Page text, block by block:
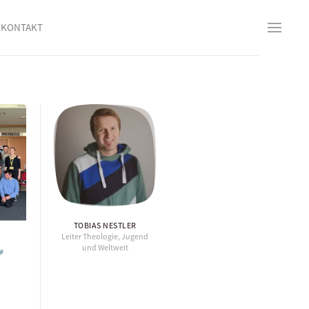
KONTAKT
TOBIAS NESTLER
Leiter Theologie, Jugend
und Weltweit